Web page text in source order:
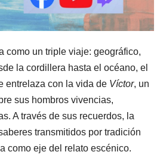
como un triple viaje: geográfico,
la cordillera hasta el océano, el
entrelaza con la vida de Víctor, un
sus hombros vivencias,
A través de sus recuerdos, la
transmitidos por tradición
como eje del relato escénico.